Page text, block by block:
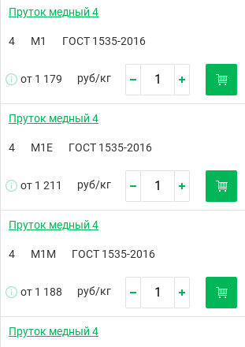
Пруток медный 4
4 М1 ГОСТ 1535-2016
от 1 179 руб/кг
Пруток медный 4
4 М1Е ГОСТ 1535-2016
от 1 211 руб/кг
Пруток медный 4
4 М1М ГОСТ 1535-2016
от 1 188 руб/кг
Пруток медный 4